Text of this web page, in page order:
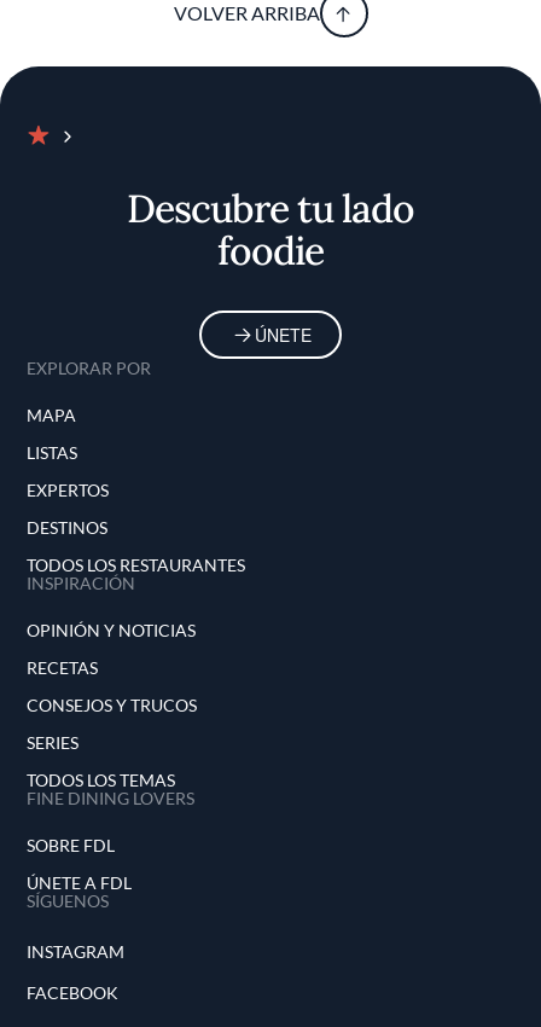
VOLVER ARRIBA
Descubre tu lado
foodie
ÚNETE
EXPLORAR POR
MAPA
LISTAS
EXPERTOS
DESTINOS
TODOS LOS RESTAURANTES
INSPIRACIÓN
OPINIÓN Y NOTICIAS
RECETAS
CONSEJOS Y TRUCOS
SERIES
TODOS LOS TEMAS
FINE DINING LOVERS
SOBRE FDL
ÚNETE A FDL
SÍGUENOS
INSTAGRAM
FACEBOOK